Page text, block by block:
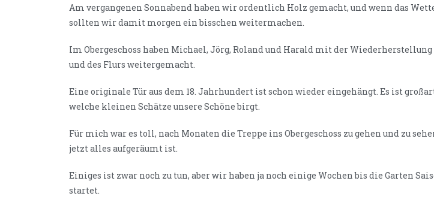
Am vergangenen Sonnabend haben wir ordentlich Holz gemacht, und wenn das
sollten wir damit morgen ein bisschen weitermachen.
Im Obergeschoss haben Michael, Jörg, Roland und Harald mit der
und des Flurs weitergemacht.
Eine originale Tür aus dem 18. Jahrhundert ist schon wieder eingehängt. Es ist
welche kleinen Schätze unsere Schöne birgt.
Für mich war es toll, nach Monaten die Treppe ins Obergeschoss zu gehen und zu
jetzt alles aufgeräumt ist.
Einiges ist zwar noch zu tun, aber wir haben ja noch einige Wochen bis die Garten
startet.